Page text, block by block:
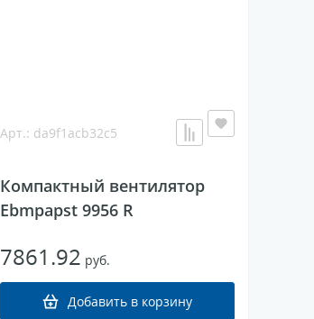
Арт.: da9f1acb32c5
Компактный вентилятор
Ebmpapst 9956 R
7861.92 руб.
Добавить в корзину